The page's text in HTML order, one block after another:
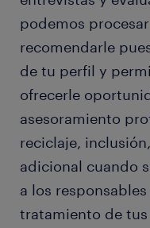
podemos
recomendarle
de tu perfil y
ofrecerle
asesoramiento
reciclaje,
adicional cuando
a los
tratamiento de